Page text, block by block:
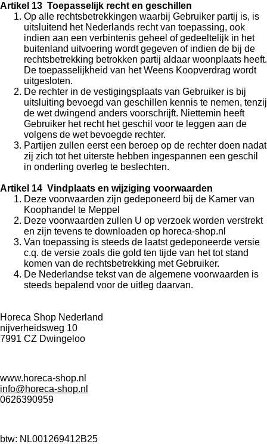
Artikel 13 Toepasselijk recht en geschillen
Op alle rechtsbetrekkingen waarbij Gebruiker partij is, is
uitsluitend het Nederlands recht van toepassing, ook
indien aan een verbintenis geheel of gedeeltelijk in het
buitenland uitvoering wordt gegeven of indien de bij de
rechtsbetrekking betrokken partij aldaar woonplaats heeft.
De toepasselijkheid van het Weens Koopverdrag wordt
uitgesloten.
De rechter in de vestigingsplaats van Gebruiker is bij
uitsluiting bevoegd van geschillen kennis te nemen, tenzij
de wet dwingend anders voorschrijft. Niettemin heeft
Gebruiker het recht het geschil voor te leggen aan de
volgens de wet bevoegde rechter.
Partijen zullen eerst een beroep op de rechter doen nadat
zij zich tot het uiterste hebben ingespannen een geschil
in onderling overleg te beslechten.
Artikel 14 Vindplaats en wijziging voorwaarden
Deze voorwaarden zijn gedeponeerd bij de Kamer van
Koophandel te Meppel
Deze voorwaarden zullen U op verzoek worden verstrekt
en zijn tevens te downloaden op horeca-shop.nl
Van toepassing is steeds de laatst gedeponeerde versie
c.q. de versie zoals die gold ten tijde van het tot stand
komen van de rechtsbetrekking met Gebruiker.
De Nederlandse tekst van de algemene voorwaarden is
steeds bepalend voor de uitleg daarvan.
Horeca Shop Nederland
nijverheidsweg 10
7991 CZ Dwingeloo
www.horeca-shop.nl
info@horeca-shop.nl
0626390959
btw: NL001269412B25